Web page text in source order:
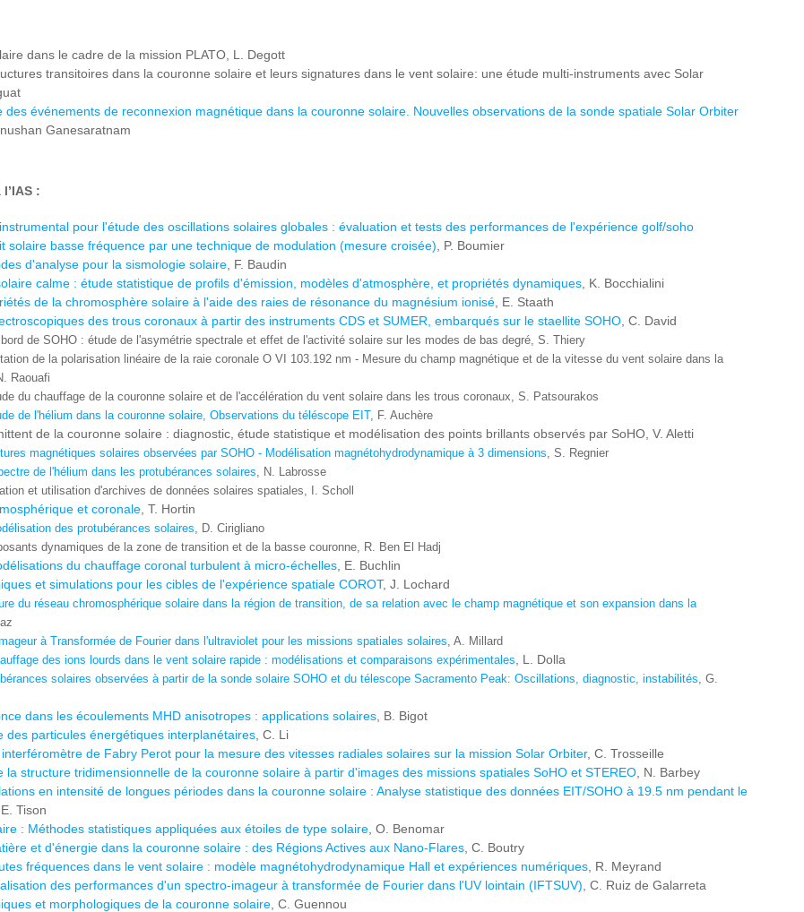
dans le cadre de la mission PLATO, L. Degott
transitoires dans la couronne solaire et leurs signatures dans le vent solaire: une étude multi-instruments avec Solar
des événements de reconnexion magnétique dans la couronne solaire. Nouvelles observations de la sonde spatiale Solar Orbiter
Ganesaratnam
:
pour l'étude des oscillations solaires globales : évaluation et tests des performances de l'expérience golf/soho
solaire basse fréquence par une technique de modulation (mesure croisée) , P. Boumier
d'analyse pour la sismologie solaire , F. Baudin
calme : étude statistique de profils d'émission, modèles d'atmosphère, et propriétés dynamiques , K. Bocchialini
de la chromosphère solaire à l'aide des raies de résonance du magnésium ionisé , E. Staath
des trous coronaux à partir des instruments CDS et SUMER, embarqués sur le staellite SOHO , C. David
de SOHO : étude de l'asymétrie spectrale et effet de l'activité solaire sur les modes de bas degré, S. Thiery
de la polarisation linéaire de la raie coronale O VI 103.192 nm - Mesure du champ magnétique et de la vitesse du vent solaire dans la
Raouafi
du chauffage de la couronne solaire et de l'accélération du vent solaire dans les trous coronaux, S. Patsourakos
de l'hélium dans la couronne solaire, Observations du téléscope EIT, F. Auchère
de la couronne solaire : diagnostic, étude statistique et modélisation des points brillants observés par SoHO, V. Aletti
magnétiques solaires observées par SOHO - Modélisation magnétohydrodynamique à 3 dimensions, S. Regnier
de l'hélium dans les protubérances solaires, N. Labrosse
et utilisation d'archives de données solaires spatiales, I. Scholl
et coronale , T. Hortin
des protubérances solaires, D. Cirigliano
dynamiques de la zone de transition et de la basse couronne, R. Ben El Hadj
du chauffage coronal turbulent à micro-échelles , E. Buchlin
et simulations pour les cibles de l'expérience spatiale COROT, J. Lochard
du réseau chromosphérique solaire dans la région de transition, de sa relation avec le champ magnétique et son expansion dans la
à Transformée de Fourier dans l'ultraviolet pour les missions spatiales solaires, A. Millard
des ions lourds dans le vent solaire rapide : modélisations et comparaisons expérimentales , L. Dolla
solaires observées à partir de la sonde solaire SOHO et du télescope Sacramento Peak: Oscillations, diagnostic, instabilités, G.
dans les écoulements MHD anisotropes : applications solaires , B. Bigot
des particules énergétiques interplanétaires , C. Li
interféromètre de Fabry Perot pour la mesure des vitesses radiales solaires sur la mission Solar Orbiter, C. Trosseille
la structure tridimensionnelle de la couronne solaire à partir d'images des missions spatiales SoHO et STEREO , N. Barbey
en intensité de longues périodes dans la couronne solaire : Analyse statistique des données EIT/SOHO à 19.5 nm pendant le
, E. Tison
: Méthodes statistiques appliquées aux étoiles de type solaire , O. Benomar
et d'énergie dans la couronne solaire : des Régions Actives aux Nano-Flares , C. Boutry
fréquences dans le vent solaire : modèle magnétohydrodynamique Hall et expériences numériques , R. Meyrand
des performances d'un spectro-imageur à transformée de Fourier dans l'UV lointain (IFTSUV) , C. Ruiz de Galarreta
et morphologiques de la couronne solaire , C. Guennou